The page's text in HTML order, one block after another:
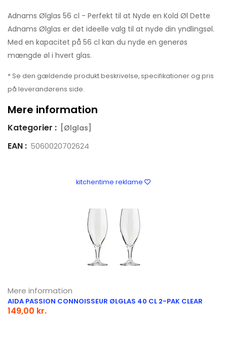
Adnams Ølglas 56 cl - Perfekt til at Nyde en Kold Øl Dette
Adnams Ølglas er det ideelle valg til at nyde din yndlingsøl.
Med en kapacitet på 56 cl kan du nyde en generøs
mængde øl i hvert glas.
* Se den gældende produkt beskrivelse, specifikationer og pris
på leverandørens side.
Mere information
Kategorier : [Ølglas]
EAN : 5060020702624
kitchentime reklame
Mere information
AIDA PASSION CONNOISSEUR ØLGLAS 40 CL 2-PAK CLEAR
149,00 kr.